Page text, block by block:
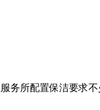
务所配置保洁要求